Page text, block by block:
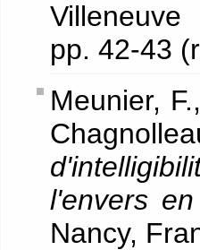
pp. 42-43
Meunier,
l'envers
Nancy,